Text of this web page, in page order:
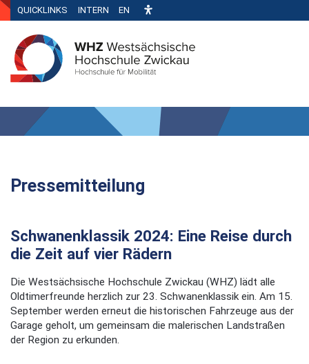
QUICKLINKS INTERN EN
Pressemitteilung
Schwanenklassik 2024: Eine Reise durch
die Zeit auf vier Rädern
Die Westsächsische Hochschule Zwickau (WHZ) lädt alle
Oldtimerfreunde herzlich zur 23. Schwanenklassik ein. Am 15.
September werden erneut die historischen Fahrzeuge aus der
Garage geholt, um gemeinsam die malerischen Landstraßen
der Region zu erkunden.